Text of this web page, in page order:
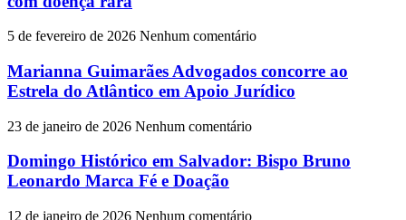
5 de fevereiro de 2026 Nenhum comentário
Marianna Guimarães Advogados concorre ao
Estrela do Atlântico em Apoio Jurídico
23 de janeiro de 2026 Nenhum comentário
Domingo Histórico em Salvador: Bispo Bruno
Leonardo Marca Fé e Doação
12 de janeiro de 2026 Nenhum comentário